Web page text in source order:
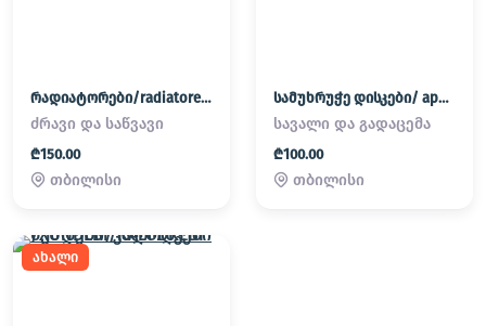
რადიატორები/radiatorebi
ძრავი და საწვავი
₾150.00
თბილისი
სამუხრუჭე დისკები/ apornebi
სავალი და გადაცემა
₾100.00
თბილისი
ახალი